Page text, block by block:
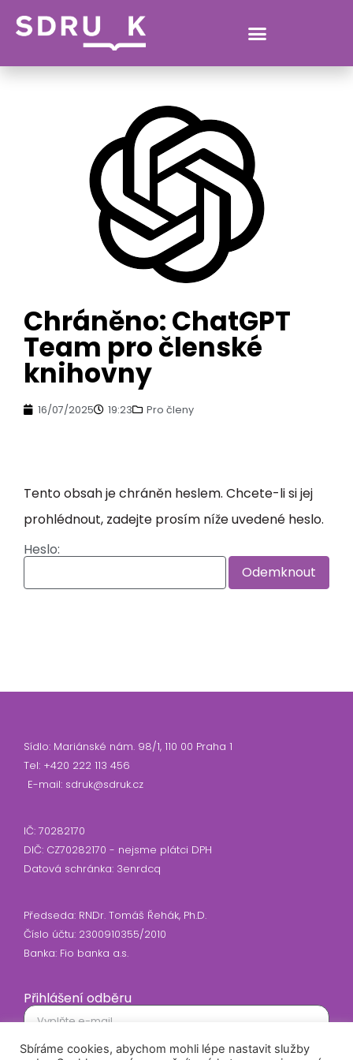
VERONIKA.CHRUSCOVA@MLP.CZ
Chráněno: ChatGPT
Team pro členské
knihovny
16/07/2025 19:23 Pro členy
Tento obsah je chráněn heslem. Chcete-li si jej
prohlédnout, zadejte prosím níže uvedené heslo.
Heslo:
Sídlo: Mariánské nám. 98/1, 110 00 Praha 1
Tel: +420 222 113 456
E-mail: sdruk@sdruk.cz
IČ: 70282170
DIČ: CZ70282170 - nejsme plátci DPH
Datová schránka: 3enrdcq
Předseda: RNDr. Tomáš Řehák, Ph.D.
Číslo účtu: 2300910355/2010
Banka: Fio banka a.s.
Přihlášení odběru
Souhlasím se zasíláním newsletteru
Sbíráme cookies, abychom mohli lépe nastavit služby